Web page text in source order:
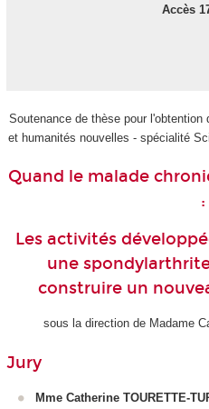
Accès
Soutenance de thèse pour
et humanités nouvelles - spécialité
Quand le malade
:
Les activités
une
construire un
sous la direction de Madame
Jury
Mme Catherine TOURETTE-